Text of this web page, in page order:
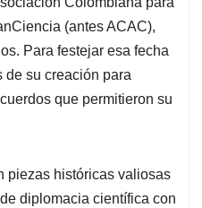
(antes ACAC),
Para festejar esa fecha
de su creación para
que permitieron su
piezas históricas valiosas
diplomacia científica con